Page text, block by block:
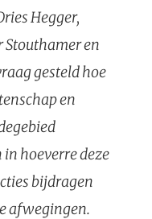
Hegger,
Stouthamer en
gesteld hoe
en
hoeverre deze
bijdragen
afwegingen.